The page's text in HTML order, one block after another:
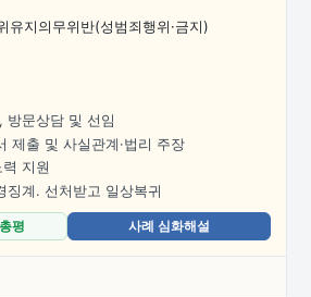
유지의무위반(성범죄행위·금지)
방문상담 및 선임
제출 및 사실관계·법리 주장
지원
징계. 선처받고 일상복귀
평 사례 심화해설